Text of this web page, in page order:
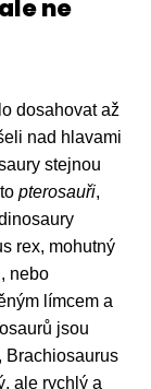
ne
dosahovat až
nad hlavami
stejnou
pterosauři,
rex, mohutný
nebo
límcem a
jsou
Brachiosaurus
ale rychlý a